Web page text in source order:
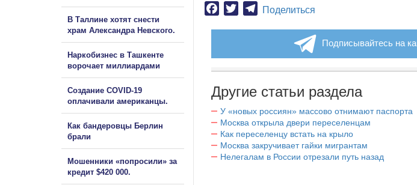
Facebook
TwitterTelegram
Поделиться
Подписывайтесь на
Другие статьи раздела
У «новых россиян» массово отнимают паспорта
Москва открыла двери переселенцам
Как переселенцу встать на крыло
Москва закручивает гайки мигрантам
Нелегалам в России отрезали путь назад
В Таллине хотят снести
храм Александра Невского.
Наркобизнес в Ташкенте
ворочает миллиардами
Создание COVID-19
оплачивали американцы.
Как бандеровцы Берлин
брали
Мошенники «попросили» за
кредит $420 000.